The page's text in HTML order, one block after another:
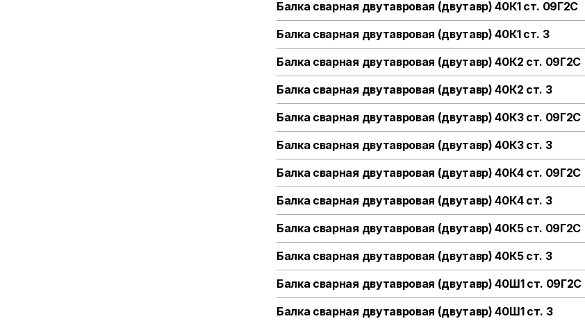
Балка сварная двутавровая (двутавр) 40К1 ст. 09Г2С
Балка сварная двутавровая (двутавр) 40К1 ст. 3
Балка сварная двутавровая (двутавр) 40К2 ст. 09Г2С
Балка сварная двутавровая (двутавр) 40К2 ст. 3
Балка сварная двутавровая (двутавр) 40К3 ст. 09Г2С
Балка сварная двутавровая (двутавр) 40К3 ст. 3
Балка сварная двутавровая (двутавр) 40К4 ст. 09Г2С
Балка сварная двутавровая (двутавр) 40К4 ст. 3
Балка сварная двутавровая (двутавр) 40К5 ст. 09Г2С
Балка сварная двутавровая (двутавр) 40К5 ст. 3
Балка сварная двутавровая (двутавр) 40Ш1 ст. 09Г2С
Балка сварная двутавровая (двутавр) 40Ш1 ст. 3